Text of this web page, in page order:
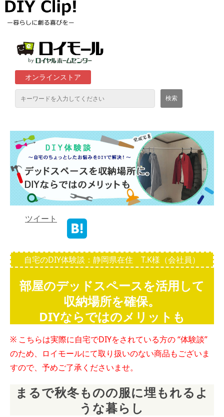
オンラインストア
ロイヤルホームセンター店舗
ツイート
自宅のDIY体験談：静岡県在住 T.K様（会社員）
部屋のデッドスペースを活用して
収納場所を確保。
DIYならではのメリットも
※ こちらは実際に自宅でDIYをされている方の “体験談”
のため、ロイモールにて取り扱いのない商品もございま
すので、予めご了承くださいませ。
まるで秋冬ものの服に埋もれるよ
うな暮らし